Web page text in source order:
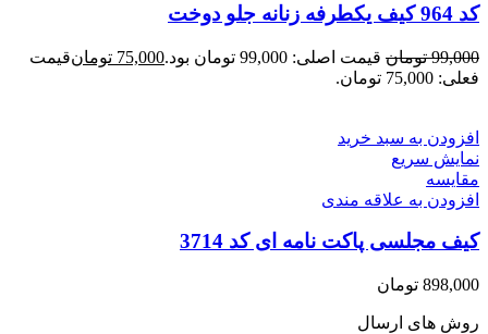
کد 964 کیف یکطرفه زنانه جلو دوخت
99,000 تومان قیمت اصلی: 99,000 تومان بود. 75,000 تومانقیمت
فعلی: 75,000 تومان.
افزودن به سبد خرید
نمایش سریع
مقايسه
افزودن به علاقه مندی
کیف مجلسی پاکت نامه ای کد 3714
898,000 تومان
روش های ارسال